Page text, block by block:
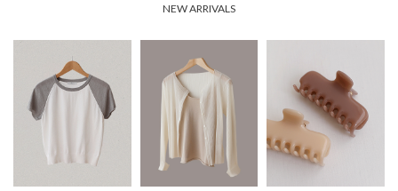
NEW ARRIVALS